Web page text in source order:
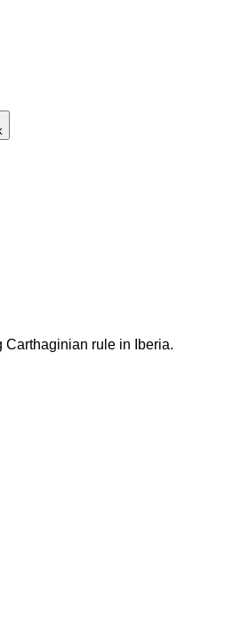
rule in Iberia.